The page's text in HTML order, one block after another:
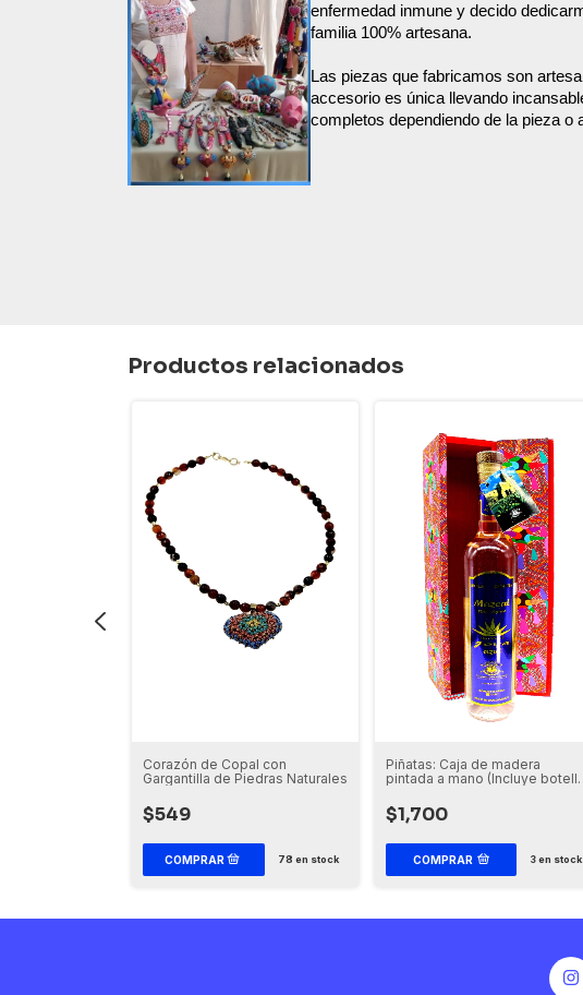
enfermedad inmune y decido
familia 100% artesana.
Las piezas que fabricamos son
accesorio es única llevando
completos dependiendo de la pieza o
Productos relacionados
Corazón de Copal con
Gargantilla de Piedras Naturales
$549
78 en stock
Piñatas: Caja de madera
pintada a mano (Incluye botella
$1,700
COMPRAR 3en stock